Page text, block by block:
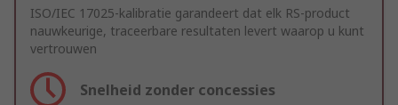
ISO/IEC 17025-kalibratie garandeert dat elk RS-product
nauwkeurige, traceerbare resultaten levert waarop u kunt
vertrouwen
Snelheid zonder concessies